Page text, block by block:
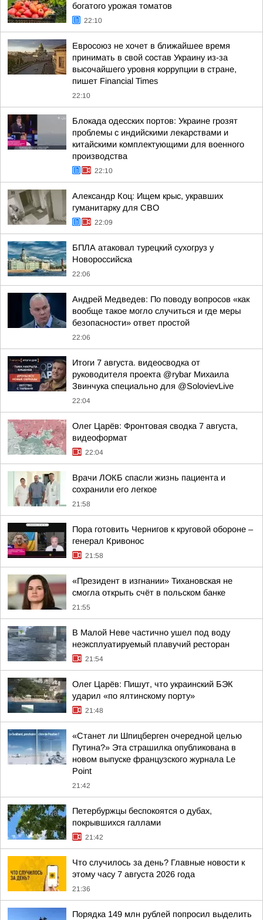
богатого урожая томатов
22:10
Евросоюз не хочет в ближайшее время
принимать в свой состав Украину из-за
высочайшего уровня коррупции в стране,
пишет Financial Times
22:10
Блокада одесских портов: Украине грозят
проблемы с индийскими лекарствами и
китайскими комплектующими для военного
производства
22:10
Александр Коц: Ищем крыс, укравших
гуманитарку для СВО
22:09
БПЛА атаковал турецкий сухогруз у
Новороссийска
22:06
Андрей Медведев: По поводу вопросов «как
вообще такое могло случиться и где меры
безопасности» ответ простой
22:06
Итоги 7 августа. видеосводка от
руководителя проекта @rybar Михаила
Звинчука специально для @SolovievLive
22:04
Олег Царёв: Фронтовая сводка 7 августа,
видеоформат
22:04
Врачи ЛОКБ спасли жизнь пациента и
сохранили его легкое
21:58
Пора готовить Чернигов к круговой обороне –
генерал Кривонос
21:58
«Президент в изгнании» Тихановская не
смогла открыть счёт в польском банке
21:55
В Малой Неве частично ушел под воду
неэксплуатируемый плавучий ресторан
21:54
Олег Царёв: Пишут, что украинский БЭК
ударил «по ялтинскому порту»
21:48
«Станет ли Шпицберген очередной целью
Путина?» Эта страшилка опубликована в
новом выпуске французского журнала Le
Point
21:42
Петербуржцы беспокоятся о дубах,
покрывшихся галлами
21:42
Что случилось за день? Главные новости к
этому часу 7 августа 2026 года
21:36
Порядка 149 млн рублей попросил выделить